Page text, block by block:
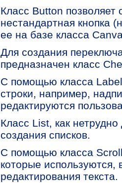
Класс Button позволяет
нестандартная кнопка
ее на базе класса
Для создания
предназначен класс
С помощью класса
строки, например,
редактируются
Класс List, как
создания списков.
С помощью класса
которые используются,
редактирования текста.